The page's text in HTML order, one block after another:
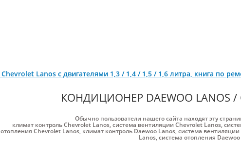
Lanos c двигателями 1,3 / 1,4 / 1,5 / 1,6 литра, книга по
КОНДИЦИОНЕР DAEWOO LANOS /
Обычно пользователи нашего сайта находят эту
климат контроль Chevrolet Lanos,система вентиляции Chevrolet Lanos,
отопления Chevrolet Lanos, климат контроль Daewoo Lanos,система
Lanos,система отопления